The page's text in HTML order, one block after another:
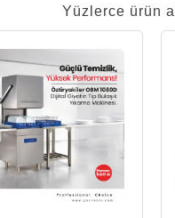
Yüzlerce ürün